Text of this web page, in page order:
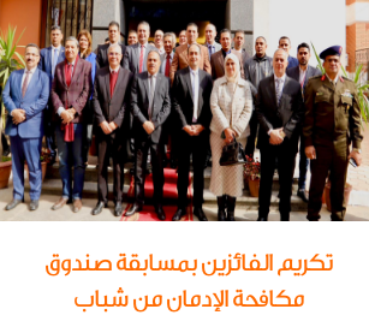
تكريم الفائزين بمسابقة صندوق
مكافحة الإدمان من شباب